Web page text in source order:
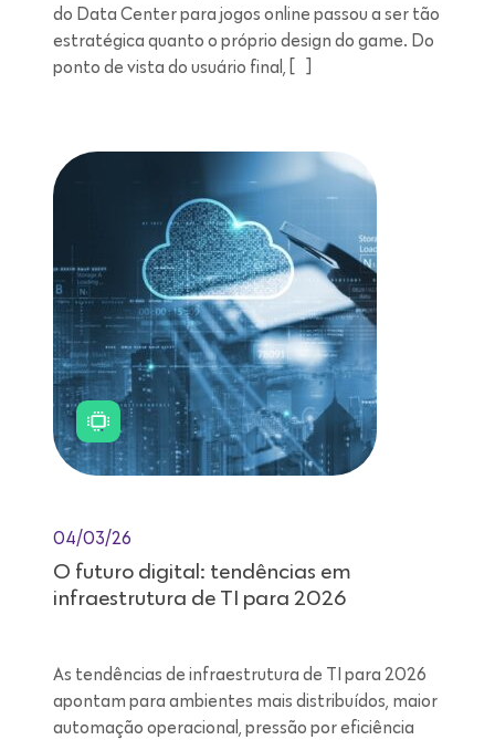
do Data Center para jogos online passou a ser tão
estratégica quanto o próprio design do game. Do
ponto de vista do usuário final, […]
04/03/26
O futuro digital: tendências em
infraestrutura de TI para 2026
As tendências de infraestrutura de TI para 2026
apontam para ambientes mais distribuídos, maior
automação operacional, pressão por eficiência